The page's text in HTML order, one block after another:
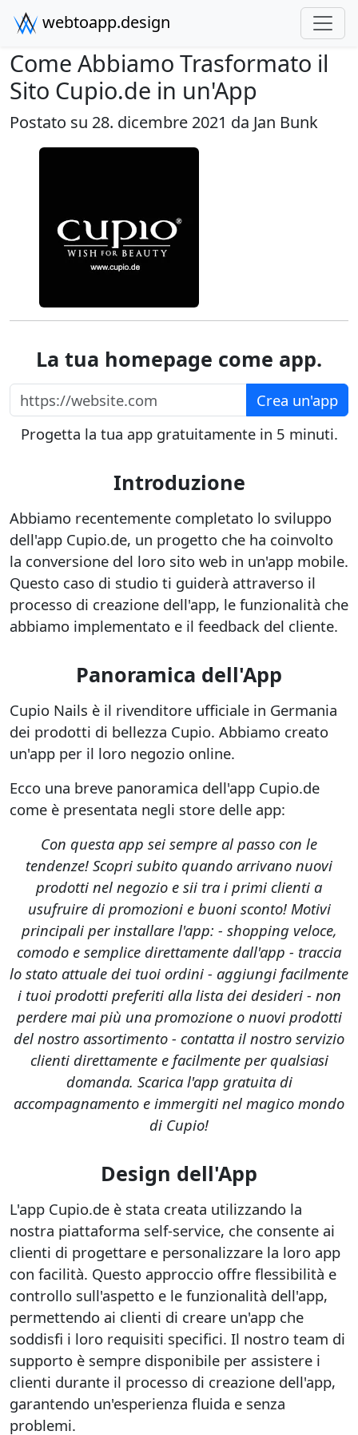
webtoapp.design
Come Abbiamo Trasformato il
Sito Cupio.de in un'App
Postato su 28. dicembre 2021 da Jan Bunk
La tua homepage come app.
https://website.com
Crea un'app
Progetta la tua app gratuitamente in 5 minuti.
Introduzione
Abbiamo recentemente completato lo sviluppo
dell'app Cupio.de, un progetto che ha coinvolto
la conversione del loro sito web in un'app mobile.
Questo caso di studio ti guiderà attraverso il
processo di creazione dell'app, le funzionalità che
abbiamo implementato e il feedback del cliente.
Panoramica dell'App
Cupio Nails è il rivenditore ufficiale in Germania
dei prodotti di bellezza Cupio. Abbiamo creato
un'app per il loro negozio online.
Ecco una breve panoramica dell'app Cupio.de
come è presentata negli store delle app:
Con questa app sei sempre al passo con le
tendenze! Scopri subito quando arrivano nuovi
prodotti nel negozio e sii tra i primi clienti a
usufruire di promozioni e buoni sconto! Motivi
principali per installare l'app: - shopping veloce,
comodo e semplice direttamente dall'app - traccia
lo stato attuale dei tuoi ordini - aggiungi facilmente
i tuoi prodotti preferiti alla lista dei desideri - non
perdere mai più una promozione o nuovi prodotti
del nostro assortimento - contatta il nostro servizio
clienti direttamente e facilmente per qualsiasi
domanda. Scarica l'app gratuita di
accompagnamento e immergiti nel magico mondo
di Cupio!
Design dell'App
L'app Cupio.de è stata creata utilizzando la
nostra piattaforma self-service, che consente ai
clienti di progettare e personalizzare la loro app
con facilità. Questo approccio offre flessibilità e
controllo sull'aspetto e le funzionalità dell'app,
permettendo ai clienti di creare un'app che
soddisfi i loro requisiti specifici. Il nostro team di
supporto è sempre disponibile per assistere i
clienti durante il processo di creazione dell'app,
garantendo un'esperienza fluida e senza
problemi.